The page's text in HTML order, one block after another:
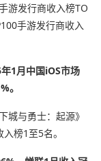
游发行商收入榜TO
手游发行商收入
1月中国iOS市场
。
城与勇士：起源》
榜1至5名。